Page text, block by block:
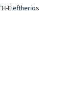
Eleftherios